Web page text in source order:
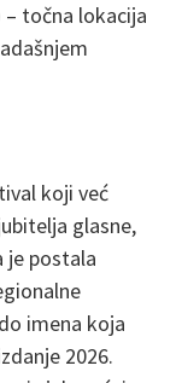
točna lokacija
koji već
glasne,
je postala
imena koja
2026.